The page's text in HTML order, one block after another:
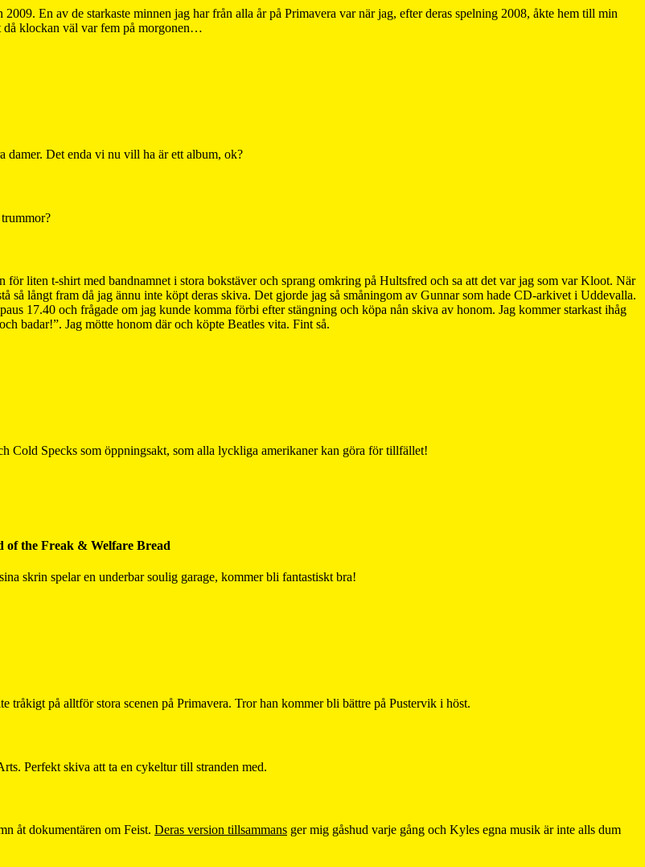
En av de starkaste minnen jag har från alla år på Primavera var när jag, efter deras spelning 2008, åkte hem till min
då klockan väl var fem på morgonen…
damer. Det enda vi nu vill ha är ett album, ok?
liten t-shirt med bandnamnet i stora bokstäver och sprang omkring på Hultsfred och sa att det var jag som var Kloot. När
så långt fram då jag ännu inte köpt deras skiva. Det gjorde jag så småningom av Gunnar som hade CD-arkivet i Uddevalla.
17.40 och frågade om jag kunde komma förbi efter stängning och köpa nån skiva av honom. Jag kommer starkast ihåg
badar!”. Jag mötte honom där och köpte Beatles vita. Fint så.
Cold Specks som öppningsakt, som alla lyckliga amerikaner kan göra för tillfället!
the Freak & Welfare Bread
skrin spelar en underbar soulig garage, kommer bli fantastiskt bra!
på alltför stora scenen på Primavera. Tror han kommer bli bättre på Pustervik i höst.
Perfekt skiva att ta en cykeltur till stranden med.
åt dokumentären om Feist. Deras version tillsammans ger mig gåshud varje gång och Kyles egna musik är inte alls dum